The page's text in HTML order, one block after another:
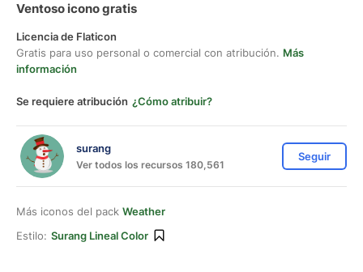
Ventoso icono gratis
Licencia de Flaticon
Gratis para uso personal o comercial con atribución. Más
información
Se requiere atribución ¿Cómo atribuir?
surang
Ver todos los recursos 180,561
Seguir
Más iconos del pack Weather
Estilo: Surang Lineal Color